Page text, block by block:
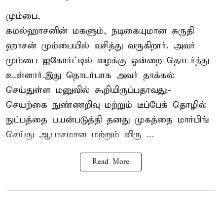
மும்பை,
கமல்ஹாசனின் மகளும், நடிகையுமான சுருதி
ஹாசன் மும்பையில் வசித்து வருகிறார். அவர்
மும்பை ஐகோர்ட்டில் வழக்கு ஒன்றை தொடர்ந்து
உள்ளார்.இது தொடர்பாக அவர் தாக்கல்
செய்துள்ள மனுவில் கூறியிருப்பதாவது:-
செயற்கை நுண்ணறிவு மற்றும் டீப்பேக் தொழில்
நுட்பத்தை பயன்படுத்தி தனது முகத்தை மார்பிங்
செய்து ஆபாசமான மற்றும் விரு ...
Read More